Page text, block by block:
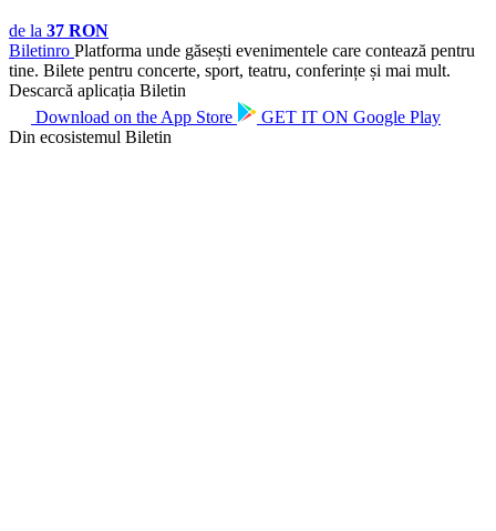
de la 37 RON
Biletinro Platforma unde găsești evenimentele care contează pentru
tine. Bilete pentru concerte, sport, teatru, conferințe și mai mult.
Descarcă aplicația Biletin
Download on the App Store GET IT ON Google Play
Din ecosistemul Biletin